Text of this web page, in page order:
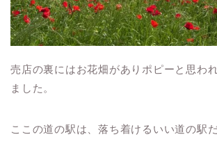
売店の裏にはお花畑がありポピーと思わ
ました。
ここの道の駅は、落ち着けるいい道の駅